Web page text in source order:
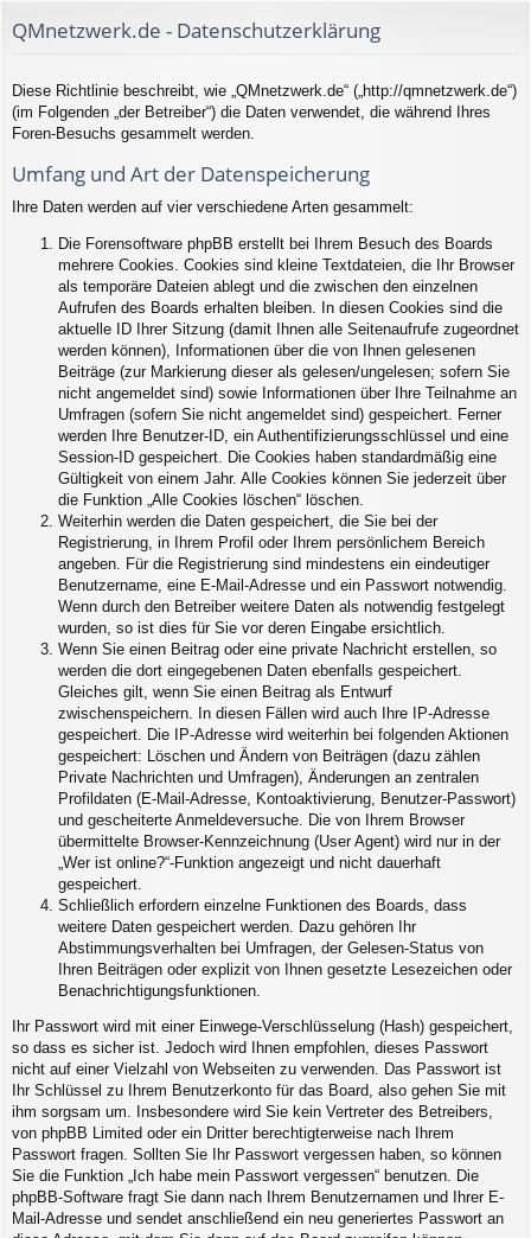
QMnetzwerk.de - Datenschutzerklärung
Diese Richtlinie beschreibt, wie „QMnetzwerk.de“ („http://qmnetzwerk.de“)
(im Folgenden „der Betreiber“) die Daten verwendet, die während Ihres
Foren-Besuchs gesammelt werden.
Umfang und Art der Datenspeicherung
Ihre Daten werden auf vier verschiedene Arten gesammelt:
Die Forensoftware phpBB erstellt bei Ihrem Besuch des Boards
mehrere Cookies. Cookies sind kleine Textdateien, die Ihr Browser
als temporäre Dateien ablegt und die zwischen den einzelnen
Aufrufen des Boards erhalten bleiben. In diesen Cookies sind die
aktuelle ID Ihrer Sitzung (damit Ihnen alle Seitenaufrufe zugeordnet
werden können), Informationen über die von Ihnen gelesenen
Beiträge (zur Markierung dieser als gelesen/ungelesen; sofern Sie
nicht angemeldet sind) sowie Informationen über Ihre Teilnahme an
Umfragen (sofern Sie nicht angemeldet sind) gespeichert. Ferner
werden Ihre Benutzer-ID, ein Authentifizierungsschlüssel und eine
Session-ID gespeichert. Die Cookies haben standardmäßig eine
Gültigkeit von einem Jahr. Alle Cookies können Sie jederzeit über
die Funktion „Alle Cookies löschen“ löschen.
Weiterhin werden die Daten gespeichert, die Sie bei der
Registrierung, in Ihrem Profil oder Ihrem persönlichem Bereich
angeben. Für die Registrierung sind mindestens ein eindeutiger
Benutzername, eine E-Mail-Adresse und ein Passwort notwendig.
Wenn durch den Betreiber weitere Daten als notwendig festgelegt
wurden, so ist dies für Sie vor deren Eingabe ersichtlich.
Wenn Sie einen Beitrag oder eine private Nachricht erstellen, so
werden die dort eingegebenen Daten ebenfalls gespeichert.
Gleiches gilt, wenn Sie einen Beitrag als Entwurf
zwischenspeichern. In diesen Fällen wird auch Ihre IP-Adresse
gespeichert. Die IP-Adresse wird weiterhin bei folgenden Aktionen
gespeichert: Löschen und Ändern von Beiträgen (dazu zählen
Private Nachrichten und Umfragen), Änderungen an zentralen
Profildaten (E-Mail-Adresse, Kontoaktivierung, Benutzer-Passwort)
und gescheiterte Anmeldeversuche. Die von Ihrem Browser
übermittelte Browser-Kennzeichnung (User Agent) wird nur in der
„Wer ist online?“-Funktion angezeigt und nicht dauerhaft
gespeichert.
Schließlich erfordern einzelne Funktionen des Boards, dass
weitere Daten gespeichert werden. Dazu gehören Ihr
Abstimmungsverhalten bei Umfragen, der Gelesen-Status von
Ihren Beiträgen oder explizit von Ihnen gesetzte Lesezeichen oder
Benachrichtigungsfunktionen.
Ihr Passwort wird mit einer Einwege-Verschlüsselung (Hash) gespeichert,
so dass es sicher ist. Jedoch wird Ihnen empfohlen, dieses Passwort
nicht auf einer Vielzahl von Webseiten zu verwenden. Das Passwort ist
Ihr Schlüssel zu Ihrem Benutzerkonto für das Board, also gehen Sie mit
ihm sorgsam um. Insbesondere wird Sie kein Vertreter des Betreibers,
von phpBB Limited oder ein Dritter berechtigterweise nach Ihrem
Passwort fragen. Sollten Sie Ihr Passwort vergessen haben, so können
Sie die Funktion „Ich habe mein Passwort vergessen“ benutzen. Die
phpBB-Software fragt Sie dann nach Ihrem Benutzernamen und Ihrer E-
Mail-Adresse und sendet anschließend ein neu generiertes Passwort an